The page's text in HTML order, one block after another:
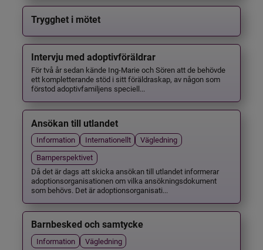
Trygghet i mötet
Intervju med adoptivföräldrar
För två år sedan kände Ing-Marie och Sören att de behövde
ett kompletterande stöd i sitt föräldraskap, av någon som
förstod adoptivfamiljens speciell...
Ansökan till utlandet
Information Internationellt
Vägledning
Barnperspektivet
Då det är dags att skicka ansökan till utlandet informerar
adoptionsorganisationen om vilka ansökningsdokument
som behövs. Det är adoptionsorganisati...
Barnbesked och samtycke
Information
Vägledning